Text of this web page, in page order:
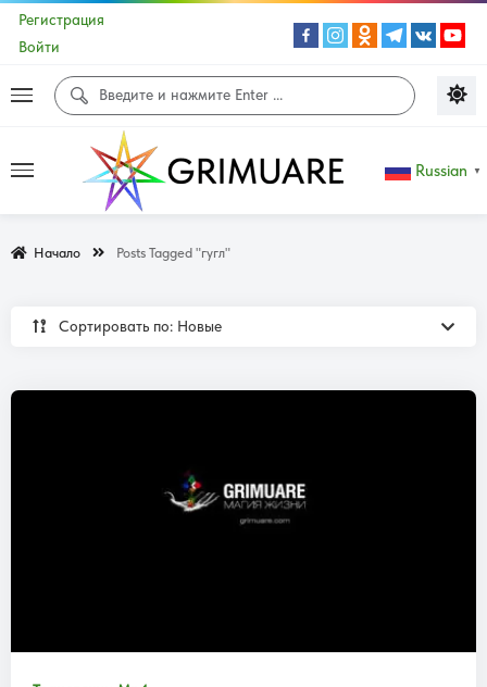
Регистрация
Войти
Russian ▼
Начало Posts Tagged "гугл"
Сортировать по: Новые